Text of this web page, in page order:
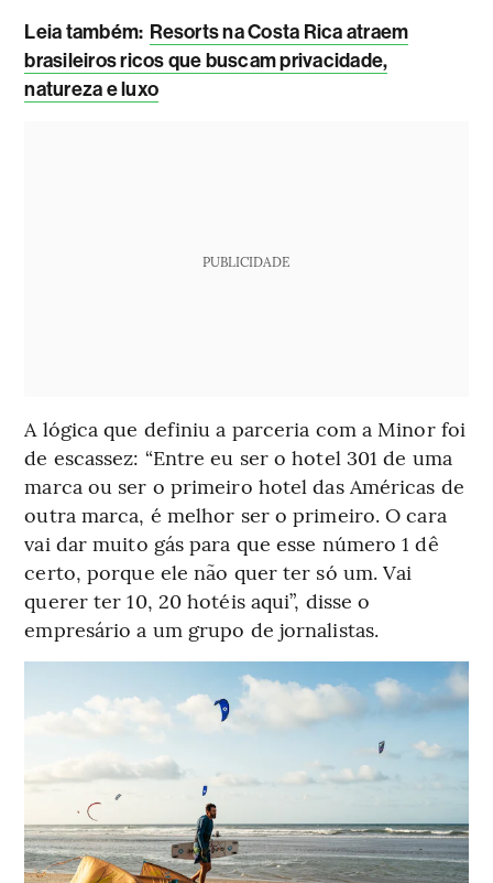
Leia também: Resorts na Costa Rica atraem
brasileiros ricos que buscam privacidade,
natureza e luxo
PUBLICIDADE
A lógica que definiu a parceria com a Minor foi
de escassez: “Entre eu ser o hotel 301 de uma
marca ou ser o primeiro hotel das Américas de
outra marca, é melhor ser o primeiro. O cara
vai dar muito gás para que esse número 1 dê
certo, porque ele não quer ter só um. Vai
querer ter 10, 20 hotéis aqui”, disse o
empresário a um grupo de jornalistas.